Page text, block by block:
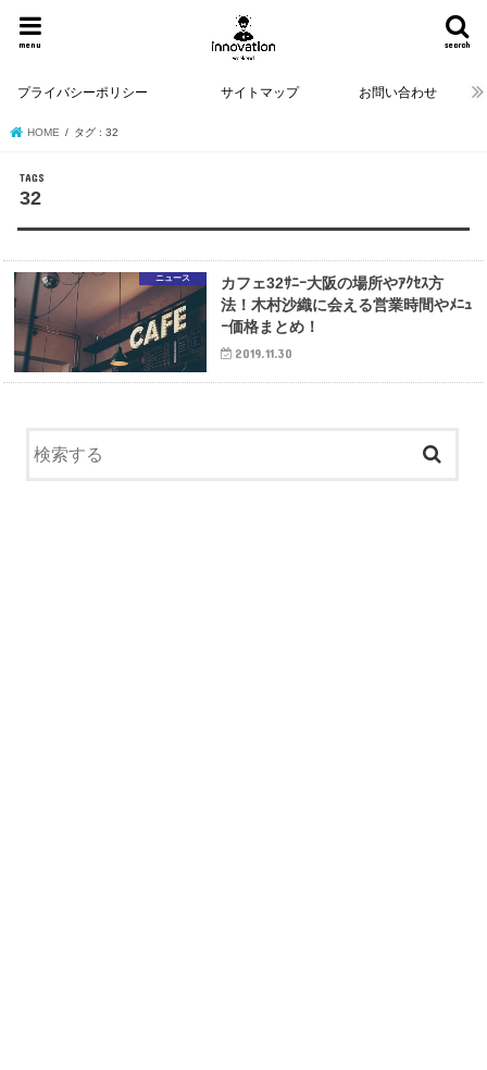
search
menu
プライバシーポリシー サイトマップ お問い合わせ
HOME タグ : 32
32
ニュース
カフェ32ｻﾆｰ大阪の場所やｱｸｾｽ方
法！木村沙織に会える営業時間やﾒﾆｭ
ｰ価格まとめ！
2019.11.30